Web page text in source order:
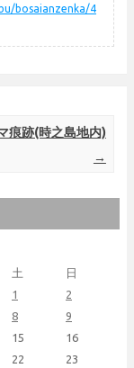
bosaianzenka/4
痕跡(時之島地内)
→
土 日
1
2
8
9
15
16
22
23